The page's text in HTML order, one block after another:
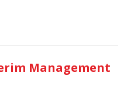
Management